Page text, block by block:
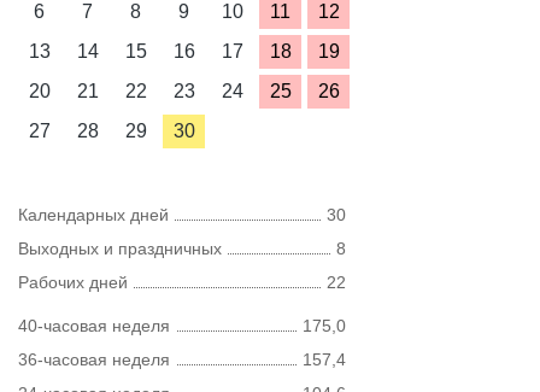
6
7 8 9 10 11
12
13
14 15 16 17 18
19
20
21 22 23 24 25
26
27
28 29 30
Календарных дней
30
Выходных и праздничных
8
Рабочих дней
22
40-часовая неделя
175,0
36-часовая неделя
157,4